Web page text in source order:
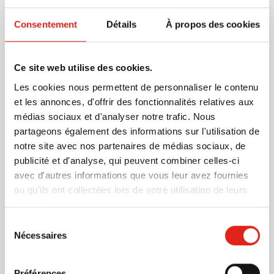
Consentement Détails À propos des cookies
Ce site web utilise des cookies.
Les cookies nous permettent de personnaliser le contenu
et les annonces, d'offrir des fonctionnalités relatives aux
médias sociaux et d'analyser notre trafic. Nous
partageons également des informations sur l'utilisation de
notre site avec nos partenaires de médias sociaux, de
publicité et d'analyse, qui peuvent combiner celles-ci
avec d'autres informations que vous leur avez fournies
ou qu'ils ont collectées lors de votre utilisation de leurs
services.
Nécessaires
une couche intérieure noire. Le gobelet est sans BPA,
entièrement recyclable et passe au lave-vaisselle et au
isotherme est une alternative durable de haute qualité
aux gobelets à café jetables.
En savoir plus
Numéro d'article
979909
Capacité
350 ml
Matière
Polypropylène recyclé,
PP
Dimensions
15.5 cm (h)